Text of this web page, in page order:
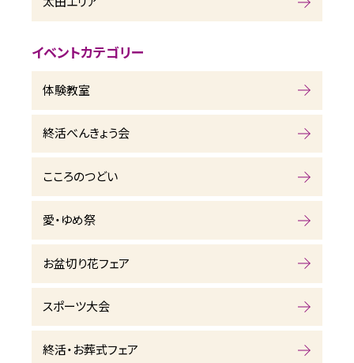
イベントカテゴリー
体験教室
終活べんきょう会
こころのつどい
愛・ゆめ祭
お盆切り花フェア
スポーツ大会
終活・お葬式フェア